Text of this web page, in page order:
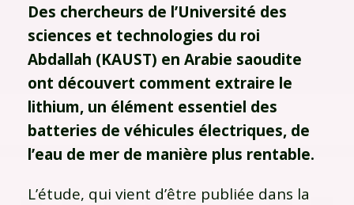
Des chercheurs de l’Université des
sciences et technologies du roi
Abdallah (KAUST) en Arabie saoudite
ont découvert comment extraire le
lithium, un élément essentiel des
batteries de véhicules électriques, de
l’eau de mer de manière plus rentable.
L’étude, qui vient d’être publiée dans la